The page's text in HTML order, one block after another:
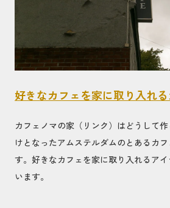
好きなカフェを家に取り入れ
カフェノマの家（リンク）はどうして
けとなったアムステルダムのとあるカ
す。好きなカフェを家に取り入れるア
います。